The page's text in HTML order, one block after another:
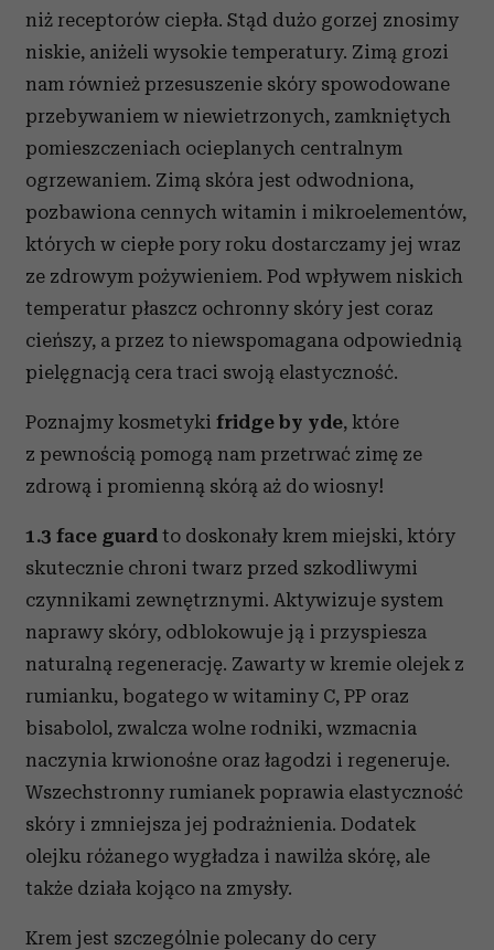
niż receptorów ciepła. Stąd dużo gorzej znosimy
niskie, aniżeli wysokie temperatury. Zimą grozi
nam również przesuszenie skóry spowodowane
przebywaniem w niewietrzonych, zamkniętych
pomieszczeniach ocieplanych centralnym
ogrzewaniem. Zimą skóra jest odwodniona,
pozbawiona cennych witamin i mikroelementów,
których w ciepłe pory roku dostarczamy jej wraz
ze zdrowym pożywieniem. Pod wpływem niskich
temperatur płaszcz ochronny skóry jest coraz
cieńszy, a przez to niewspomagana odpowiednią
pielęgnacją cera traci swoją elastyczność.
Poznajmy kosmetyki fridge by yde, które
z pewnością pomogą nam przetrwać zimę ze
zdrową i promienną skórą aż do wiosny!
1.3 face guard to doskonały krem miejski, który
skutecznie chroni twarz przed szkodliwymi
czynnikami zewnętrznymi. Aktywizuje system
naprawy skóry, odblokowuje ją i przyspiesza
naturalną regenerację. Zawarty w kremie olejek z
rumianku, bogatego w witaminy C, PP oraz
bisabolol, zwalcza wolne rodniki, wzmacnia
naczynia krwionośne oraz łagodzi i regeneruje.
Wszechstronny rumianek poprawia elastyczność
skóry i zmniejsza jej podrażnienia. Dodatek
olejku różanego wygładza i nawilża skórę, ale
także działa kojąco na zmysły.
Krem jest szczególnie polecany do cery